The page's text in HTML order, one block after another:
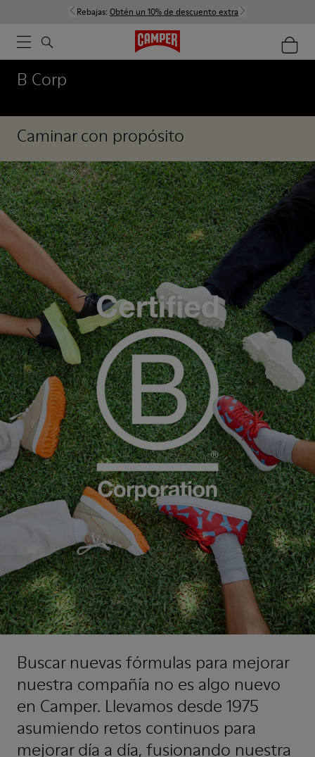
Rebajas: Obtén un 10% de descuento extra
B Corp
Caminar con propósito
Nuestra responsabilidad social corporativa
Buscar nuevas fórmulas para mejorar
nuestra compañía no es algo nuevo
en Camper. Llevamos desde 1975
asumiendo retos continuos para
mejorar día a día, fusionando nuestra